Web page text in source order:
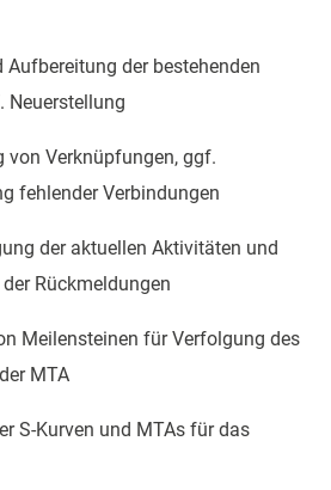
Aufbereitung der bestehenden
Neuerstellung
von Verknüpfungen, ggf.
fehlender Verbindungen
der aktuellen Aktivitäten und
Rückmeldungen
Meilensteinen für Verfolgung des
MTA
S-Kurven und MTAs für das